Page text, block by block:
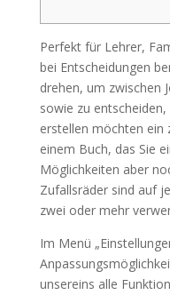
Perfekt für Lehrer,
bei Entscheidungen
drehen, um zwischen
sowie zu
erstellen möchten ein
einem Buch, das Sie
Möglichkeiten aber
Zufallsräder sind auf
zwei oder mehr
Im Menü
unsereins alle